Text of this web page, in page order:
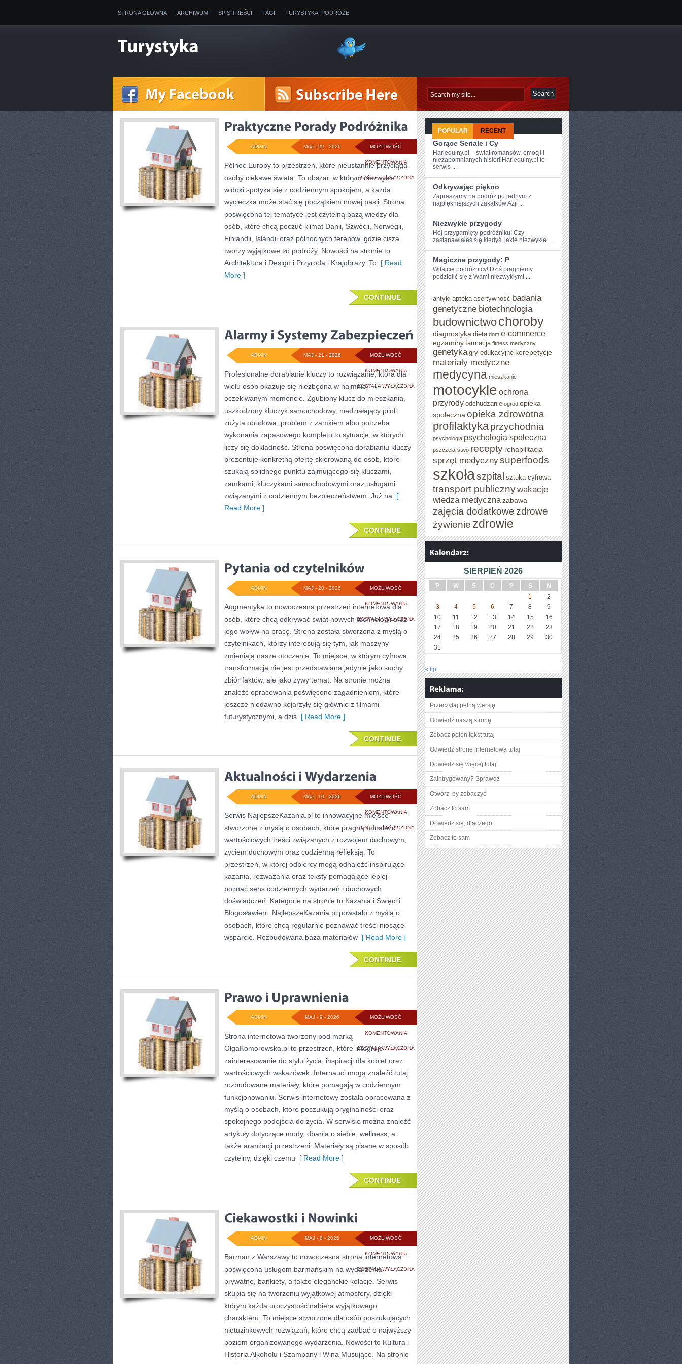
STRONA GŁÓWNA ARCHIWUM SPIS TREŚCI TAGI TURYSTYKA, PODRÓŻE
MOŻLIWOŚĆ
KOMENTOWANIAPRAKTYCZNE
PORADY
PODRÓŻNIKA
ZOSTAŁA WYŁĄCZONA
MAJ - 22 - 2026
ADMIN
Północ Europy to przestrzeń, które nieustannie przyciąga
osoby ciekawe świata. To obszar, w którym niezwykłe
widoki spotyka się z codziennym spokojem, a każda
wycieczka może stać się początkiem nowej pasji. Strona
poświęcona tej tematyce jest czytelną bazą wiedzy dla
osób, które chcą poczuć klimat Danii, Szwecji, Norwegii,
Finlandii, Islandii oraz północnych terenów, gdzie cisza
tworzy wyjątkowe tło podróży. Nowości na stronie to
Architektura i Design i Przyroda i Krajobrazy. To [ Read
More ]
CONTINUE
MOŻLIWOŚĆ
KOMENTOWANIAALARMY
I
SYSTEMY
ZABEZPIECZEŃ
ZOSTAŁA WYŁĄCZONA
MAJ - 21 - 2026
ADMIN
Profesjonalne dorabianie kluczy to rozwiązanie, która dla
wielu osób okazuje się niezbędna w najmniej
oczekiwanym momencie. Zgubiony klucz do mieszkania,
uszkodzony kluczyk samochodowy, niedziałający pilot,
zużyta obudowa, problem z zamkiem albo potrzeba
wykonania zapasowego kompletu to sytuacje, w których
liczy się dokładność. Strona poświęcona dorabianiu kluczy
prezentuje konkretną ofertę skierowaną do osób, które
szukają solidnego punktu zajmującego się kluczami,
zamkami, kluczykami samochodowymi oraz usługami
związanymi z codziennym bezpieczeństwem. Już na [
Read More ]
CONTINUE
MOŻLIWOŚĆ
KOMENTOWANIAPYTANIA
OD
CZYTELNIKÓW
ZOSTAŁA WYŁĄCZONA
MAJ - 20 - 2026
ADMIN
Augmentyka to nowoczesna przestrzeń internetowa dla
osób, które chcą odkrywać świat nowych technologii oraz
jego wpływ na pracę. Strona została stworzona z myślą o
czytelnikach, którzy interesują się tym, jak maszyny
zmieniają nasze otoczenie. To miejsce, w którym cyfrowa
transformacja nie jest przedstawiana jedynie jako suchy
zbiór faktów, ale jako żywy temat. Na stronie można
znaleźć opracowania poświęcone zagadnieniom, które
jeszcze niedawno kojarzyły się głównie z filmami
futurystycznymi, a dziś [ Read More ]
CONTINUE
MOŻLIWOŚĆ
KOMENTOWANIAAKTUALNOŚCI
I
WYDARZENIA
ZOSTAŁA WYŁĄCZONA
MAJ - 10 - 2026
ADMIN
Serwis NajlepszeKazania.pl to innowacyjne miejsce
stworzone z myślą o osobach, które pragną odnaleźć
wartościowych treści związanych z rozwojem duchowym,
życiem duchowym oraz codzienną refleksją. To
przestrzeń, w której odbiorcy mogą odnaleźć inspirujące
kazania, rozważania oraz teksty pomagające lepiej
poznać sens codziennych wydarzeń i duchowych
doświadczeń. Kategorie na stronie to Kazania i Święci i
Błogosławieni. NajlepszeKazania.pl powstało z myślą o
osobach, które chcą regularnie poznawać treści niosące
wsparcie. Rozbudowana baza materiałów [ Read More ]
CONTINUE
MOŻLIWOŚĆ
KOMENTOWANIAPRAWO
I
UPRAWNIENIA
ZOSTAŁA WYŁĄCZONA
MAJ - 9 - 2026
ADMIN
Strona internetowa tworzony pod marką
OlgaKomorowska.pl to przestrzeń, które integruje
zainteresowanie do stylu życia, inspiracji dla kobiet oraz
wartościowych wskazówek. Internauci mogą znaleźć tutaj
rozbudowane materiały, które pomagają w codziennym
funkcjonowaniu. Serwis internetowy została opracowana z
myślą o osobach, które poszukują oryginalności oraz
spokojnego podejścia do życia. W serwisie można znaleźć
artykuły dotyczące mody, dbania o siebie, wellness, a
także aranżacji przestrzeni. Materiały są pisane w sposób
czytelny, dzięki czemu [ Read More ]
CONTINUE
MOŻLIWOŚĆ
KOMENTOWANIACIEKAWOSTKI
I
NOWINKI
ZOSTAŁA WYŁĄCZONA
MAJ - 8 - 2026
ADMIN
Barman z Warszawy to nowoczesna strona internetowa
poświęcona usługom barmańskim na wydarzenia
prywatne, bankiety, a także eleganckie kolacje. Serwis
skupia się na tworzeniu wyjątkowej atmosfery, dzięki
którym każda uroczystość nabiera wyjątkowego
charakteru. To miejsce stworzone dla osób poszukujących
nietuzinkowych rozwiązań, które chcą zadbać o najwyższy
poziom organizowanego wydarzenia. Nowości to Kultura i
Historia Alkoholu i Szampany i Wina Musujące. Na stronie
POPULAR RECENT
Gorące Seriale i Cy
Harlequiny.pl – świat romansów, emocji i
niezapomnianych historiiHarlequiny.pl to
serwis ...
Odkrywając piękno
Zapraszamy⁣ na podróż po⁤ jednym z
najpiękniejszych‍ zakątków Azji ...
Niezwykłe przygody
Hej​ przygarnięty podróżniku! Czy
zastanawiałeś‌ się kiedyś, jakie niezwykłe ...
Magiczne przygody: P
Witajcie podróżnicy! Dziś pragniemy
podzielić się z Wami niezwykłymi ...
antyki apteka asertywność badania
genetyczne biotechnologia
budownictwochoroby
diagnostyka dieta dom e-commerce
egzaminy farmacja fitness medyczny
genetyka gry edukacyjne korepetycje
materiały medyczne
medycyna mieszkanie
motocykle ochrona
przyrody odchudzanie ogród opieka
społeczna opieka zdrowotna
profilaktykaprzychodnia
psychologia psychologia społeczna
pszczelarstwo recepty rehabilitacja
sprzęt medycznysuperfoods
szkołaszpital sztuka cyfrowa
transport publicznywakacje
wiedza medycznazabawa
zajęcia dodatkowe zdrowe
żywienie zdrowie
SIERPIEŃ 2026
P W Ś C P S
N
1
2
3
4 5 6 7 8
9
10
11 12 13 14 15
16
17
18 19 20 21 22
23
24
25 26 27 28 29
30
31
« lip
Przeczytaj pełną wersję
Odwiedź naszą stronę
Zobacz pełen tekst tutaj
Odwiedź stronę internetową tutaj
Dowiedz się więcej tutaj
Zaintrygowany? Sprawdź
Otwórz, by zobaczyć
Zobacz to sam
Dowiedz się, dlaczego
Zobacz to sam